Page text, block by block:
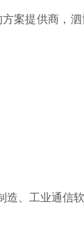
案提供商，
造、工业通信